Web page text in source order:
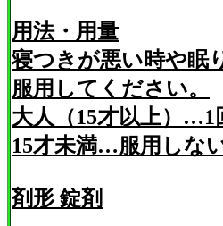
用法・用量
寝つきが悪い時や眠
服用してください。
大人（15才以上）…1
15才未満…服用しな
剤形 錠剤